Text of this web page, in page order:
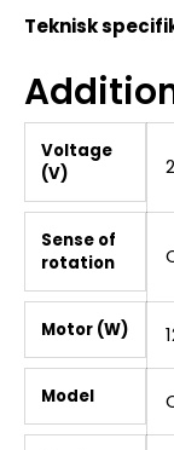
Teknisk
Voltage
(V)
Sense of
rotation
Motor (W)
Model